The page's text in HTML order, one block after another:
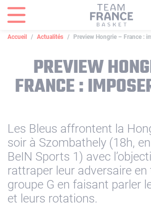
Accueil Actualités Preview Hongrie – France :
PREVIEW
FRANCE :
Les Bleus affrontent la
soir à Szombathely (18h,
BeIN Sports 1) avec
rattraper leur adversaire en
groupe G en faisant parler
et leurs rotations.
Panneau de gestion des cookies